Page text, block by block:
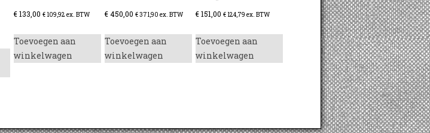
€133,00 € 109,92 ex. BTW
Toevoegen aan
winkelwagen
€450,00 €371,90 ex. BTW
Toevoegen aan
winkelwagen
€151,00 €124,79 ex. BTW
Toevoegen aan
winkelwagen